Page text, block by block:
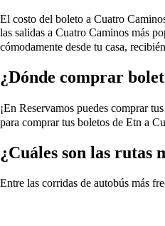
El costo del boleto a Cuatro
las salidas a Cuatro Caminos más
cómodamente desde tu casa,
¿Dónde comprar
¡En Reservamos puedes comprar
para comprar tus boletos de Etn a
¿Cuáles son las rutas
Entre las corridas de autobús más